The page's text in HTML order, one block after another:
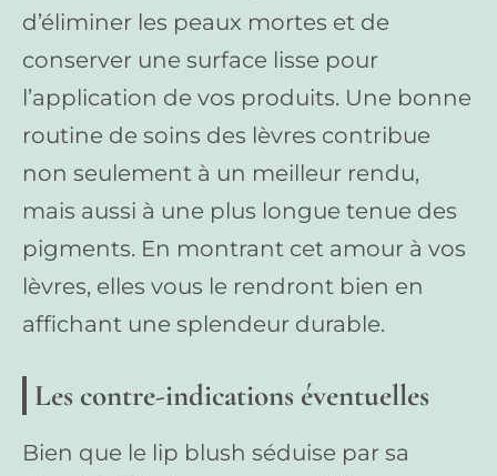
d’éliminer les peaux mortes et de
conserver une surface lisse pour
l’application de vos produits. Une bonne
routine de soins des lèvres contribue
non seulement à un meilleur rendu,
mais aussi à une plus longue tenue des
pigments. En montrant cet amour à vos
lèvres, elles vous le rendront bien en
affichant une splendeur durable.
Les contre-indications éventuelles
Bien que le lip blush séduise par sa